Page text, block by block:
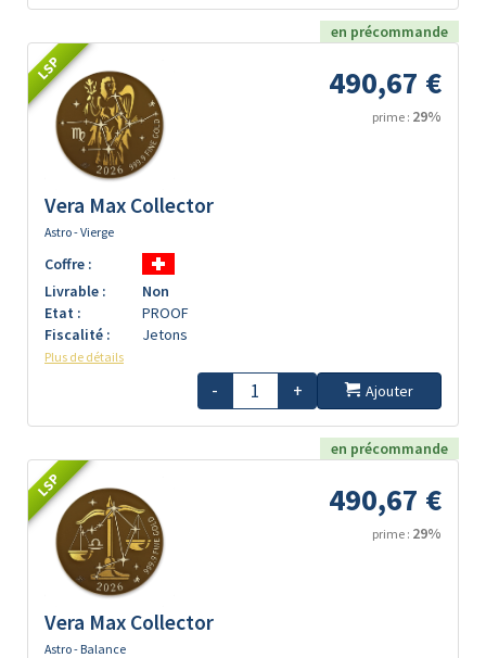
en précommande
LSP 490,67 €
prime : 29%
Vera Max Collector
Astro - Vierge
Coffre :
Livrable :
Non
Etat :
PROOF
Fiscalité :
Jetons
Plus de détails
- + Ajouter
en précommande
LSP 490,67 €
prime : 29%
Vera Max Collector
Astro - Balance